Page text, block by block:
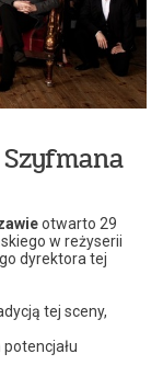
otwarto 29
w reżyserii
dyrektora tej
tej sceny,